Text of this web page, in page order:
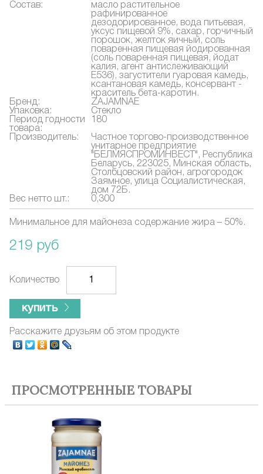
Состав:
масло растительное
рафинированное
дезодорированное, вода питьевая,
уксус пищевой 9%, сахар, горчичный
порошок, желток яичный, соль
поваренная пищевая йодированная
(соль поваренная пищевая, йодат
калия, агент антислеживающий
Е536), загустители гуаровая камедь,
ксантановая камедь, консервант -
краситель бета-каротин.
Бренд:
ZAJAMNAE
Упаковка:
Стекло
Период годности
товара:
180
Производитель:
Частное торгово-производственное
унитарное предприятие
"БЕЛМЯСПРОМИНВЕСТ", Республика
Беларусь, 223025, Минская область,
Столбцовский район, агрогородок
Заямное, улица Социалистическая,
дом 72Б.
Вес нетто шт.:
0,300
Минимальное для майонеза содержание жира – 50%.
219 руб
Количество
купить
Расскажите друзьям об этом продукте
ПРОСМОТРЕННЫЕ ТОВАРЫ